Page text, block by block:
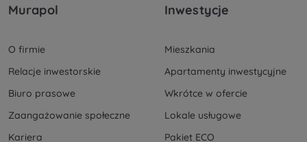
Murapol
O firmie
Relacje inwestorskie
Biuro prasowe
Zaangażowanie społeczne
Kariera
Inwestycje
Mieszkania
Apartamenty inwestycyjne
Wkrótce w ofercie
Lokale usługowe
Pakiet ECO